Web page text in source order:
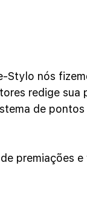
Stylo nós
redige
de
premiações